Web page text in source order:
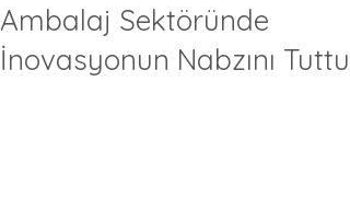
Ambalaj Sektöründe
İnovasyonun Nabzını Tuttu